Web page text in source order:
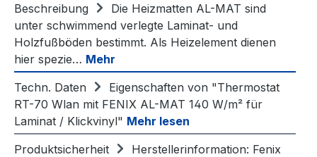
Beschreibung
Die Heizmatten AL-MAT sind
unter schwimmend verlegte Laminat- und
Holzfußböden bestimmt. Als Heizelement dienen
hier spezie… Mehr
Techn. Daten
Eigenschaften von "Thermostat
RT-70 Wlan mit FENIX AL-MAT 140 W/m² für
Laminat / Klickvinyl" Mehr lesen
Produktsicherheit
Herstellerinformation: Fenix